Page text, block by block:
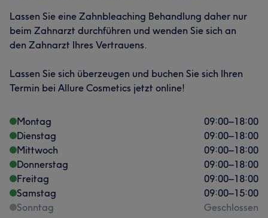
Lassen Sie eine Zahnbleaching Behandlung daher nur
beim Zahnarzt durchführen und wenden Sie sich an
den Zahnarzt Ihres Vertrauens.
Lassen Sie sich überzeugen und buchen Sie sich Ihren
Termin bei Allure Cosmetics jetzt online!
Montag 09:00–18:00
Dienstag
09:00–18:00
Mittwoch
09:00–18:00
Donnerstag
09:00–18:00
Freitag
09:00–18:00
Samstag
09:00–15:00
Sonntag
Geschlossen